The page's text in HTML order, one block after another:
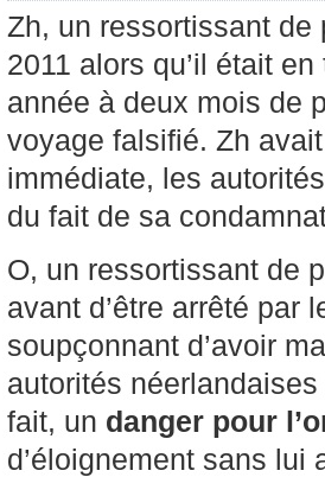
Zh, un ressortissant
2011 alors qu’il était
année à deux mois de
voyage falsifié. Zh avait
immédiate, les
du fait de sa
O, un ressortissant de
avant d’être arrêté par
soupçonnant d’avoir
autorités
fait, un danger pour
d’éloignement sans lui